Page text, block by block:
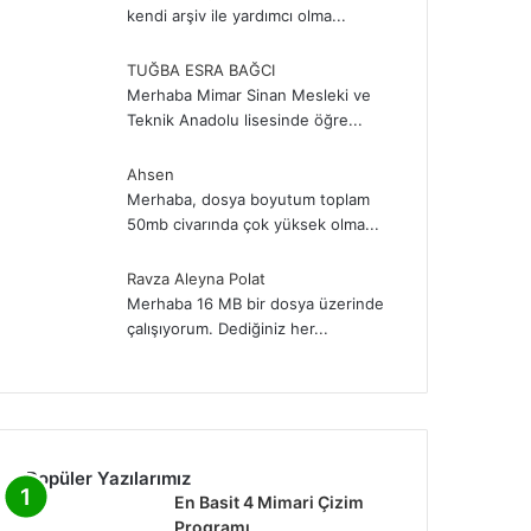
kendi arşiv ile yardımcı olma...
TUĞBA ESRA BAĞCI
Merhaba Mimar Sinan Mesleki ve
Teknik Anadolu lisesinde öğre...
Ahsen
Merhaba, dosya boyutum toplam
50mb civarında çok yüksek olma...
Ravza Aleyna Polat
Merhaba 16 MB bir dosya üzerinde
çalışıyorum. Dediğiniz her...
Popüler Yazılarımız
En Basit 4 Mimari Çizim
Programı